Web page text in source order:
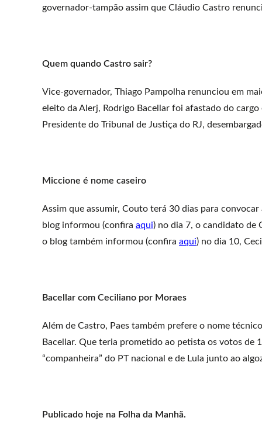
governador-tampão assim que Cláudio Castro
Quem quando Castro sair?
Vice-governador, Thiago Pampolha renunciou em
eleito da Alerj, Rodrigo Bacellar foi afastado do
Presidente do Tribunal de Justiça do RJ,
Miccione é nome caseiro
Assim que assumir, Couto terá 30 dias para
blog informou (confira aqui) no dia 7, o candidato de
o blog também informou (confira aqui) no dia 10,
Bacellar com Ceciliano por Moraes
Além de Castro, Paes também prefere o nome
Bacellar. Que teria prometido ao petista os votos de
“companheira” do PT nacional e de Lula junto ao
Publicado hoje na Folha da Manhã.